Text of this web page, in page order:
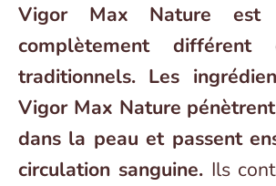
Vigor Max Nature est
complètement différent
traditionnels. Les
Vigor Max Nature
dans la peau et passent
circulation sanguine.Ils